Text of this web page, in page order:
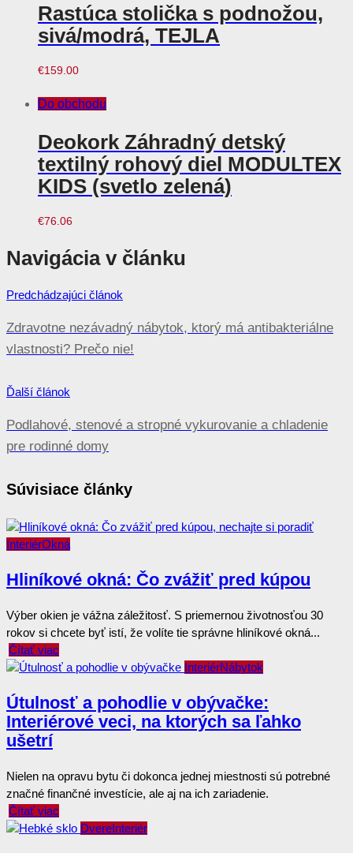
Rastúca stolička s podnožou,
sivá/modrá, TEJLA
€159.00
Do obchodu
Deokork Záhradný detský
textilný rohový diel MODULTEX
KIDS (svetlo zelená)
€76.06
Navigácia v článku
Predchádzajúci článok
Zdravotne nezávadný nábytok, ktorý má antibakteriálne
vlastnosti? Prečo nie!
Ďalší článok
Podlahové, stenové a stropné vykurovanie a chladenie
pre rodinné domy
Súvisiace články
InteriérOkná
Hliníkové okná: Čo zvážiť pred kúpou
Výber okien je vážna záležitosť. S priemernou životnosťou 30
rokov si chcete byť istí, že volíte tie správne hliníkové okná...
Čítať viac
InteriérNábytok
Útulnosť a pohodlie v obývačke:
Interiérové veci, na ktorých sa ľahko
ušetrí
Nielen na opravu bytu či dokonca jednej miestnosti sú potrebné
značné finančné investície, ale aj na ich zariadenie.
Čítať viac
DvereInteriér